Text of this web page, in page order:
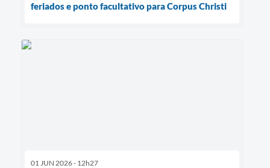
feriados e ponto facultativo para Corpus Christi
01 JUN 2026 - 12h27